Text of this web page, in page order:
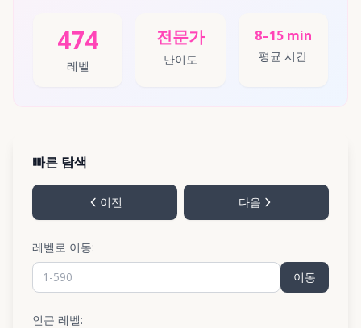
474
레벨
전문가
난이도
8–15 min
평균 시간
빠른 탐색
이전 다음
레벨로 이동:
이동
인근 레벨: